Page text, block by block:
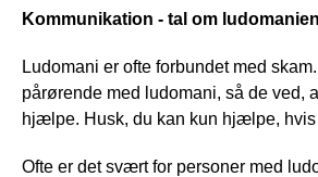
Kommunikation - tal om ludomanien
Ludomani er ofte forbundet med
pårørende med ludomani, så de ved,
hjælpe. Husk, du kan kun hjælpe,
Ofte er det svært for personer med